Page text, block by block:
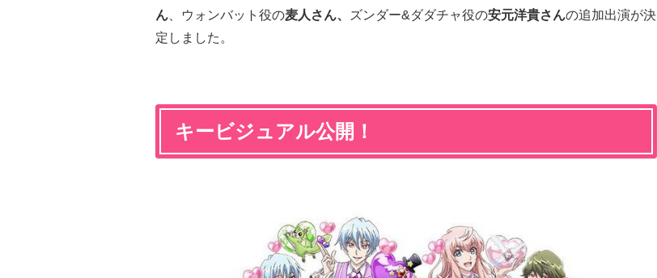
ん 、ウォンバット役の麦人さん、 ズンダー&ダダチャ役の安元洋貴さんの追加出演が決
定しました。
キービジュアル公開！